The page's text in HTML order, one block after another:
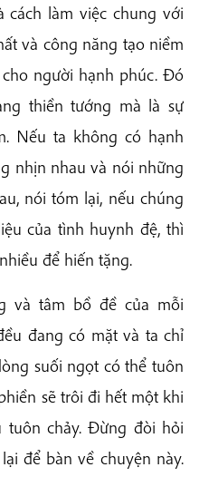
cách làm việc chung với
và công năng tạo niềm
người hạnh phúc. Đó
thiền tướng mà là sự
Nếu ta không có hạnh
nhịn nhau và nói những
nói tóm lại, nếu chúng
của tình huynh đệ, thì
để hiến tặng.
và tâm bồ đề của mỗi
đang có mặt và ta chỉ
suối ngọt có thể tuôn
sẽ trôi đi hết một khi
tuôn chảy. Đừng đòi hỏi
để bàn về chuyện này.